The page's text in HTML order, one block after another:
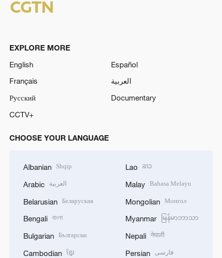
EXPLORE MORE
English
Español
Français
العربية
Русский
Documentary
CCTV+
CHOOSE YOUR LANGUAGE
Albanian Shqip
Arabic العربية
Belarusian Беларуская
Bengali বাংলা
Bulgarian Български
Cambodian ខ្មែរ
Lao ລາວ
Malay Bahasa Melayu
Mongolian Монгол
Myanmar မြန်မာဘာသာ
Nepali नेपाली
Persian فارسی